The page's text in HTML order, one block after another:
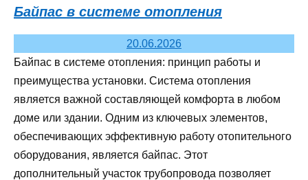
Байпас в системе отопления
20.06.2026
Байпас в системе отопления: принцип работы и
преимущества установки. Система отопления
является важной составляющей комфорта в любом
доме или здании. Одним из ключевых элементов,
обеспечивающих эффективную работу отопительного
оборудования, является байпас. Этот
дополнительный участок трубопровода позволяет